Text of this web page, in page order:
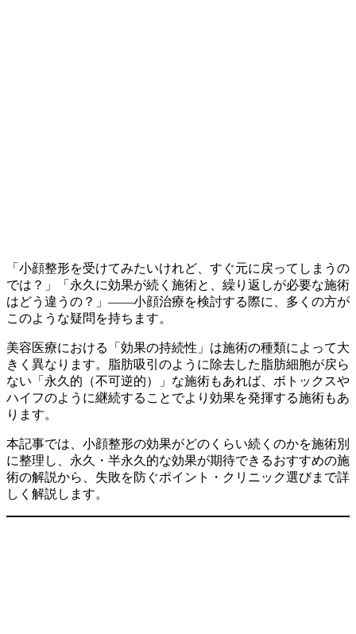
「小顔整形を受けてみたいけれど、すぐ元に戻ってしまうの
では？」「永久に効果が続く施術と、繰り返しが必要な施術
はどう違うの？」——小顔治療を検討する際に、多くの方が
このような疑問を持ちます。
美容医療における「効果の持続性」は施術の種類によって大
きく異なります。脂肪吸引のように除去した脂肪細胞が戻ら
ない「永久的（不可逆的）」な施術もあれば、ボトックスや
ハイフのように継続することでより効果を発揮する施術もあ
ります。
本記事では、小顔整形の効果がどのくらい続くのかを施術別
に整理し、永久・半永久的な効果が期待できるおすすめの施
術の解説から、失敗を防ぐポイント・クリニック選びまで詳
しく解説します。